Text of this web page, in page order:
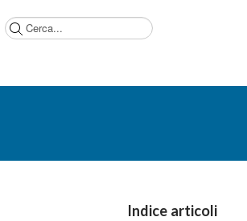
Indice articoli